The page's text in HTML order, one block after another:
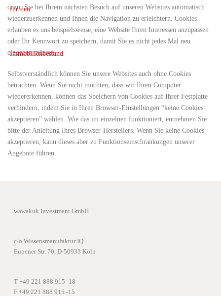
dazu, Sie bei Ihrem nächsten Besuch auf unseren Websites automatisch
wiederzuerkennen und Ihnen die Navigation zu erleichtern. Cookies
erlauben es uns beispielsweise, eine Website Ihren Interessen anzupassen
oder Ihr Kennwort zu speichern, damit Sie es nicht jedes Mal neu
eingeben müssen.
Selbstverständlich können Sie unsere Websites auch ohne Cookies
betrachten. Wenn Sie nicht möchten, dass wir Ihren Computer
wiedererkennen, können das Speichern von Cookies auf Ihrer Festplatte
verhindern, indem Sie in Ihren Browser-Einstellungen “keine Cookies
akzeptieren” wählen. Wie das im einzelnen funktioniert, entnehmen Sie
bitte der Anleitung Ihres Browser-Herstellers. Wenn Sie keine Cookies
akzeptieren, kann dieses aber zu Funktionseinschränkungen unserer
Angebote führen.
wawakuk Investment GmbH
c/o Wissensmanufaktur IQ
Eupener Str. 70, D-50933 Köln
T +49 221 888 915 -18
F +49 221 888 915 -15